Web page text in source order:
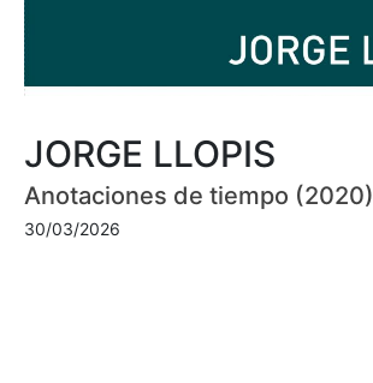
JORGE LLOPIS
Anotaciones de tiempo (2020)
30/03/2026